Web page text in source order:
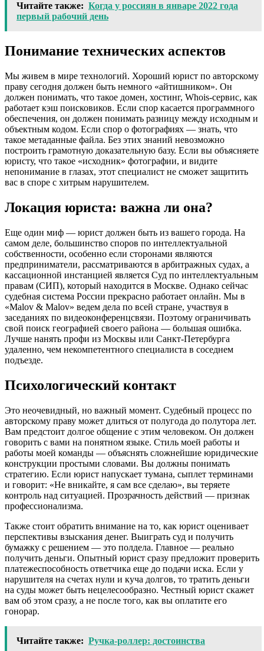
Читайте также: Когда у россиян в январе 2022 года
первый рабочий день
Понимание технических аспектов
Мы живем в мире технологий. Хороший юрист по авторскому
праву сегодня должен быть немного «айтишником». Он
должен понимать, что такое домен, хостинг, Whois-сервис, как
работает кэш поисковиков. Если спор касается программного
обеспечения, он должен понимать разницу между исходным и
объектным кодом. Если спор о фотографиях — знать, что
такое метаданные файла. Без этих знаний невозможно
построить грамотную доказательную базу. Если вы объясняете
юристу, что такое «исходник» фотографии, и видите
непонимание в глазах, этот специалист не сможет защитить
вас в споре с хитрым нарушителем.
Локация юриста: важна ли она?
Еще один миф — юрист должен быть из вашего города. На
самом деле, большинство споров по интеллектуальной
собственности, особенно если сторонами являются
предприниматели, рассматриваются в арбитражных судах, а
кассационной инстанцией является Суд по интеллектуальным
правам (СИП), который находится в Москве. Однако сейчас
судебная система России прекрасно работает онлайн. Мы в
«Malov & Malov» ведем дела по всей стране, участвуя в
заседаниях по видеоконференцсвязи. Поэтому ограничивать
свой поиск географией своего района — большая ошибка.
Лучше нанять профи из Москвы или Санкт-Петербурга
удаленно, чем некомпетентного специалиста в соседнем
подъезде.
Психологический контакт
Это неочевидный, но важный момент. Судебный процесс по
авторскому праву может длиться от полугода до полутора лет.
Вам предстоит долгое общение с этим человеком. Он должен
говорить с вами на понятном языке. Стиль моей работы и
работы моей команды — объяснять сложнейшие юридические
конструкции простыми словами. Вы должны понимать
стратегию. Если юрист напускает тумана, сыплет терминами
и говорит: «Не вникайте, я сам все сделаю», вы теряете
контроль над ситуацией. Прозрачность действий — признак
профессионализма.
Также стоит обратить внимание на то, как юрист оценивает
перспективы взыскания денег. Выиграть суд и получить
бумажку с решением — это полдела. Главное — реально
получить деньги. Опытный юрист сразу предложит проверить
платежеспособность ответчика еще до подачи иска. Если у
нарушителя на счетах нули и куча долгов, то тратить деньги
на суды может быть нецелесообразно. Честный юрист скажет
вам об этом сразу, а не после того, как вы оплатите его
гонорар.
Читайте также: Ручка-роллер: достоинства